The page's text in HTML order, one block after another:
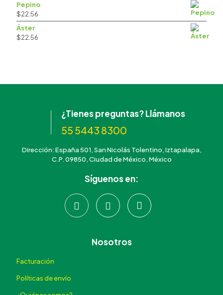
Pepino
$22.56
Áster
$22.56
¿Tienes preguntas? Llámanos
55 5443 8300
Dirección: España 501, San Nicolás Tolentino, Iztapalapa,
C.P. 09850, Ciudad de México, México
Síguenos en:
Nosotros
Facturación
Políticas de envío